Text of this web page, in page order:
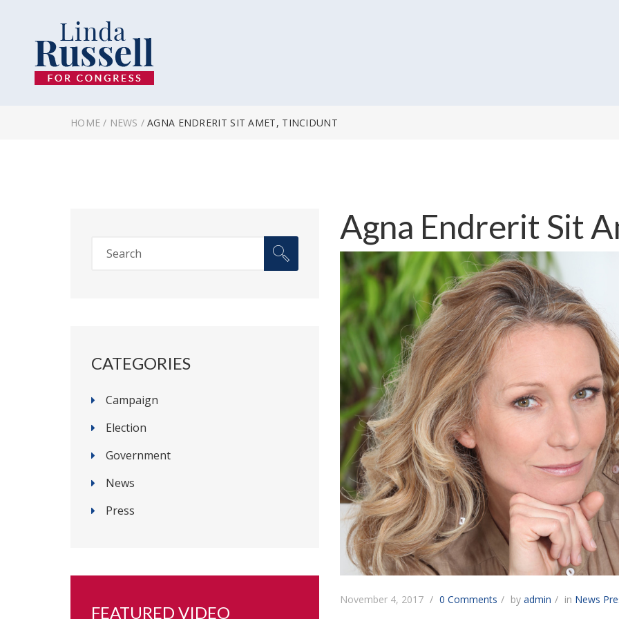
HOME / NEWS / AGNA ENDRERIT SIT AMET, TINCIDUNT
Agna Endrerit Sit
November 4, 2017 0 Comments by admin in News
CATEGORIES
Campaign
Election
Government
News
Press
FEATURED VIDEO